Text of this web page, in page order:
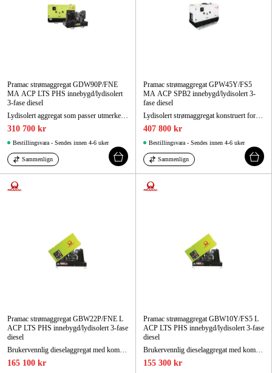
Pramac strømaggregat GDW90P/FNE
MA ACP LTS PHS innebygd/lydisolert
3-fase diesel
Lydisolert aggregat som passer utmerket som reservekraftaggregat.
310 700 kr
Bestillingsvara - Sendes innen 4-6 uker
Sammenlign
Pramac strømaggregat GPW45Y/FS5
MA ACP SPB2 innebygd/lydisolert 3-
fase diesel
Lydisolert strømaggregat konstruert for enkel håndtering, lett forflytning, rask igangsetting og enkel service. Oppfyller utslippskrav klasse 5.
407 800 kr
Bestillingsvara - Sendes innen 4-6 uker
Sammenlign
Pramac strømaggregat GBW22P/FNE L
ACP LTS PHS innebygd/lydisolert 3-fase
diesel
Brukervennlig dieselaggregat med kompakt, lydisolert design med høy driftssikkerhet.
165 100 kr
Pramac strømaggregat GBW10Y/FS5 L
ACP LTS PHS innebygd/lydisolert 3-fase
diesel
Brukervennlig dieselaggregat med kompakt, lydisolert design som oppfyller utslippsklasse 5.
155 300 kr